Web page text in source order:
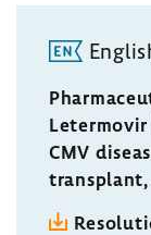
CMV
transplant,